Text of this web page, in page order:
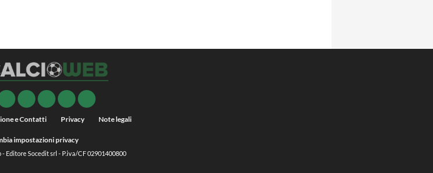
e Contatti Privacy Note legali
impostazioni privacy
- Editore Socedit srl - P.iva/CF 02901400800